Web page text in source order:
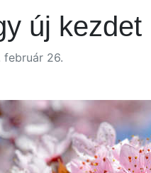
új kezdet
február 26.